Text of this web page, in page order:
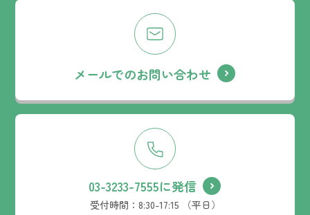
メールでのお問い合わせ
03-3233-7555に発信
受付時間： 8:30-17:15 （平日）